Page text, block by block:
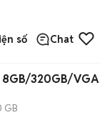
số Chat
320GB/VGA
GB